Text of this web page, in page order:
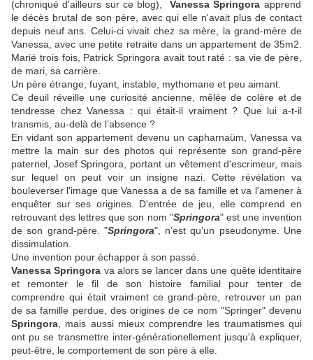
(chroniqué d'ailleurs sur ce blog), Vanessa Springora apprend
le décès brutal de son père, avec qui elle n'avait plus de contact
depuis neuf ans.
Celui-ci vivait chez sa mère, la grand-mère de
Vanessa, avec une petite retraite dans un appartement de 35m2.
Marié trois fois, Patrick Springora avait tout raté : sa vie de père,
de mari, sa carrière.
Un père étrange, fuyant, instable, mythomane et peu aimant.
Ce deuil réveille une curiosité ancienne, mêlée de colère et de
tendresse chez Vanessa : qui était-il vraiment ? Que lui a-t-il
transmis, au-delà de l’absence ?
En vidant son appartement devenu un capharnaüm, Vanessa va
mettre la main sur des photos qui représente son grand-père
paternel, Josef Springora, portant un vêtement d'escrimeur, mais
sur lequel on peut voir un insigne nazi.
Cette révélation va
bouleverser l'image que Vanessa a de sa famille et va l'amener à
enquêter sur ses origines. D'entrée de jeu, elle comprend en
retrouvant des lettres que son nom "Springora" est une invention
de son grand-père. "Springora", n’est qu’un pseudonyme. Une
dissimulation.
Une invention pour échapper à son passé.
Vanessa Springora va alors se lancer dans une quête identitaire
et remonter le fil de son histoire familial pour tenter de
comprendre qui était vraiment ce grand-père, retrouver un pan
de sa famille perdue, des origines de ce nom "Springer" devenu
Springora , mais aussi mieux comprendre les traumatismes qui
ont pu se transmettre inter-générationellement jusqu'à expliquer,
peut-être, le comportement de son père à elle.